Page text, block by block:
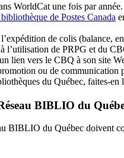
WorldCat une fois par année.
de Postes Canada
de colis (balance,
l’utilisation de PRPG et du
lien vers le CBQ à son site
ou de communication
du Québec, faites-
BIBLIO du
BIBLIO du Québec doivent